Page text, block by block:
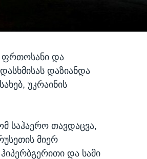
ფრთოსანი და
დაზიანდა
უკრაინის
საჰაერო თავდაცვა,
მიერ
და სამი